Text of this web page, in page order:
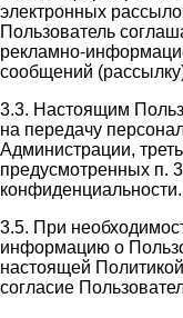
электронных
Пользователь
рекламно-
сообщений
3.3. Настоящим
на передачу
Администрации,
предусмотренных п.
конфиденциальности.
3.5. При
информацию о
настоящей
согласие